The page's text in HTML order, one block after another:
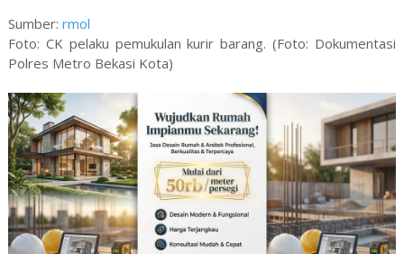
Sumber: rmol
Foto: CK pelaku pemukulan kurir barang. (Foto: Dokumentasi
Polres Metro Bekasi Kota)